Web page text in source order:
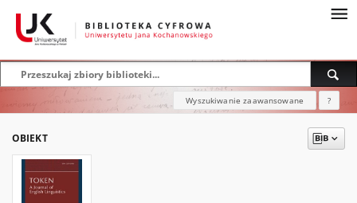
Wyszukiwanie zaawansowane ?
OBIEKT